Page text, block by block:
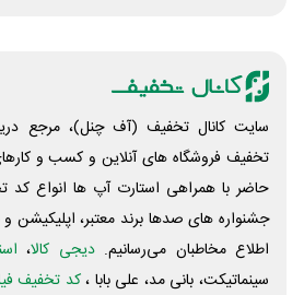
سایت کانال تخفیف (آف چنل)، مرجع
تخفیف فروشگاه های آنلاین و کسب و‌
حاضر با همراهی استارت آپ ها انواع کد
جشنواره های صدها برند معتبر، اپلیکیشن و
اطلاع مخاطبان می‌رسانیم. دیجی کالا،
سینماتیکت، بانی مد، علی‌ بابا ،کد تخفیف